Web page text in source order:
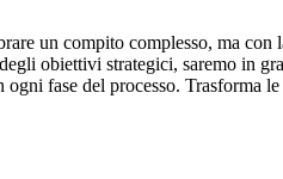
un compito complesso, ma
obiettivi strategici, saremo in
fase del processo. Trasforma